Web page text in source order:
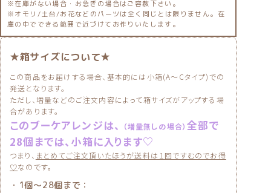
※在庫がない場合・お急ぎの場合はご容赦下さい。
※オモリ/土台/お花などのパーツは全く同じとは限りません。在
庫の中でできる範囲で近づけてお作りいたします。
★箱サイズについて★
この商品をお届けする場合、基本的には小箱(A〜Cタイプ)での
発送となります。
ただし、増量などのご注文内容によって箱サイズがアップする場
合があります。
このブーケアレンジは、 （増量無しの場合）全部で
28個までは、小箱に入ります♡
つまり、 まとめてご注文頂いたほうが送料は１回ですむのでお得
♡なのです。
・1個〜28個まで：